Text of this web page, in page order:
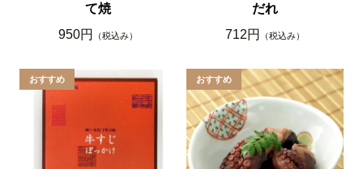
て焼
950円
（税込み）
だれ
712円
（税込み）